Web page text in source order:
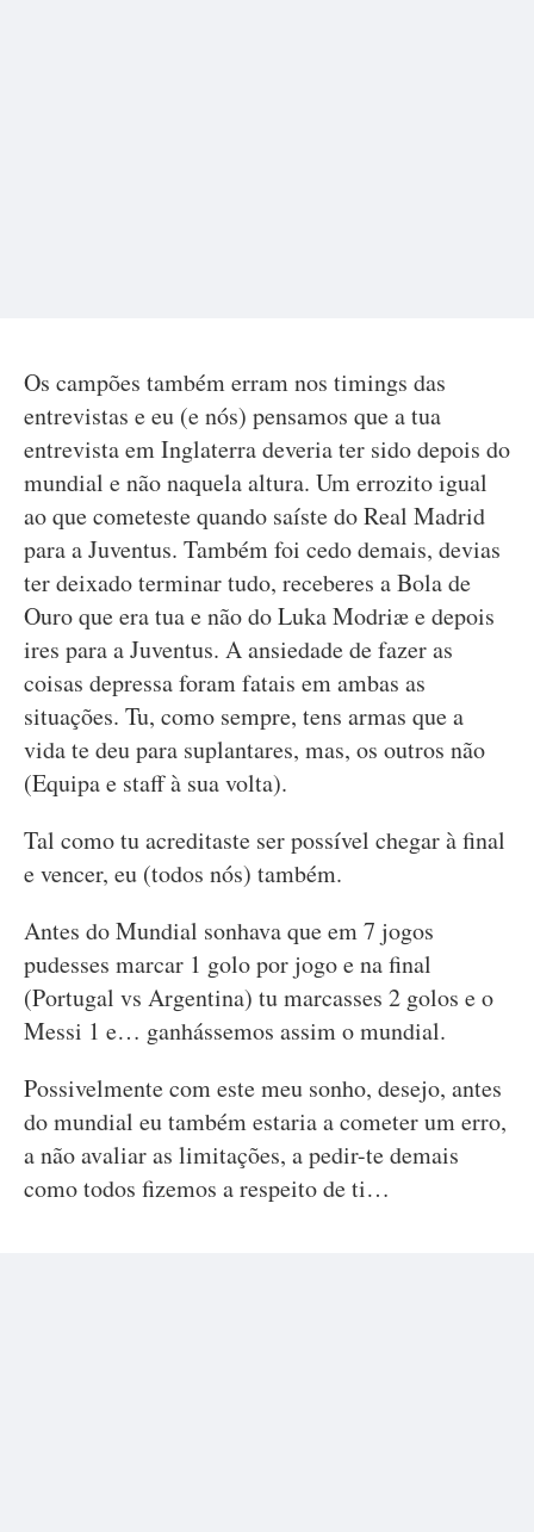
Os campões também erram nos timings das
entrevistas e eu (e nós) pensamos que a tua
entrevista em Inglaterra deveria ter sido depois do
mundial e não naquela altura. Um errozito igual
ao que cometeste quando saíste do Real Madrid
para a Juventus. Também foi cedo demais, devias
ter deixado terminar tudo, receberes a Bola de
Ouro que era tua e não do Luka Modriæ e depois
ires para a Juventus. A ansiedade de fazer as
coisas depressa foram fatais em ambas as
situações. Tu, como sempre, tens armas que a
vida te deu para suplantares, mas, os outros não
(Equipa e staff à sua volta).
Tal como tu acreditaste ser possível chegar à final
e vencer, eu (todos nós) também.
Antes do Mundial sonhava que em 7 jogos
pudesses marcar 1 golo por jogo e na final
(Portugal vs Argentina) tu marcasses 2 golos e o
Messi 1 e… ganhássemos assim o mundial.
Possivelmente com este meu sonho, desejo, antes
do mundial eu também estaria a cometer um erro,
a não avaliar as limitações, a pedir-te demais
como todos fizemos a respeito de ti…